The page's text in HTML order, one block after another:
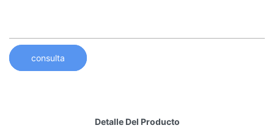
consulta
Detalle Del Producto